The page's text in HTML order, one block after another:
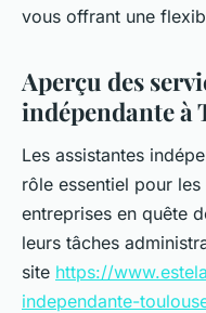
vous offrant une
Aperçu des
indépendante à
Les assistantes
rôle essentiel pour
entreprises en quête
leurs tâches
site https://
independante-